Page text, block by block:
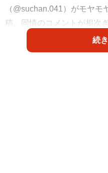
（@suchan.041）がモヤ
稿。同情のコメントが相次
続